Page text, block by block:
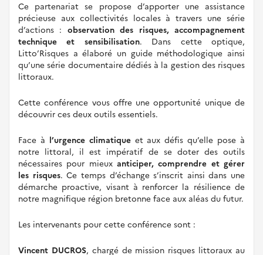
Ce partenariat se propose d’apporter une assistance
précieuse aux collectivités locales à travers une série
d’actions : observation des risques, accompagnement
technique et sensibilisation. Dans cette optique,
Litto’Risques a élaboré un guide méthodologique ainsi
qu’une série documentaire dédiés à la gestion des risques
littoraux.
Cette conférence vous offre une opportunité unique de
découvrir ces deux outils essentiels.
Face à l’urgence climatiqueet aux défis qu’elle pose à
notre littoral, il est impératif de se doter des outils
nécessaires pour mieux anticiper, comprendre et gérer
les risques. Ce temps d’échange s’inscrit ainsi dans une
démarche proactive, visant à renforcer la résilience de
notre magnifique région bretonne face aux aléas du futur.
Les intervenants pour cette conférence sont :
Vincent DUCROS, chargé de mission risques littoraux au